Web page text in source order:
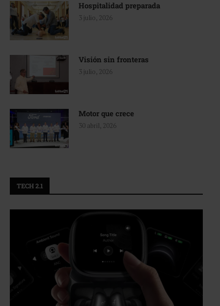
Hospitalidad preparada
3 julio, 2026
Visión sin fronteras
3 julio, 2026
Motor que crece
30 abril, 2026
TECH 2.1